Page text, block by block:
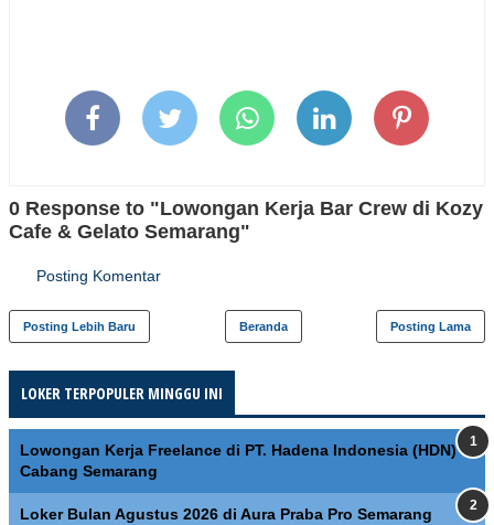
0 Response to "Lowongan Kerja Bar Crew di Kozy
Cafe & Gelato Semarang"
Posting Komentar
Posting Lebih Baru Posting Lama
Beranda
LOKER TERPOPULER MINGGU INI
Lowongan Kerja Freelance di PT. Hadena Indonesia (HDN)
Cabang Semarang
Loker Bulan Agustus 2026 di Aura Praba Pro Semarang